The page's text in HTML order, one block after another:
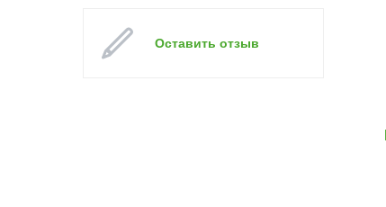
Оставить отзыв